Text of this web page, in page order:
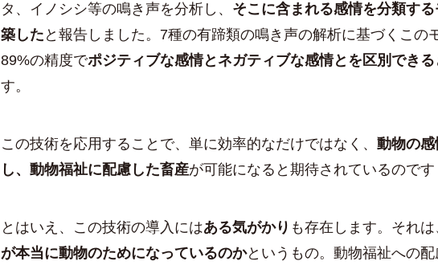
タ、イノシシ等の鳴き声を分析し、 そこに含まれる感情を分類す
築した と報告しました。7種の有蹄類の鳴き声の解析に基づくこの
89%の精度でポジティブな感情とネガティブな感情とを区別できる
す。
この技術を応用することで、単に効率的なだけではなく、 動物の
し、動物福祉に配慮した畜産が可能になると期待されているのです
とはいえ、この技術の導入にはある気がかり も存在します。それは
が本当に動物のためになっているのかというもの。動物福祉への